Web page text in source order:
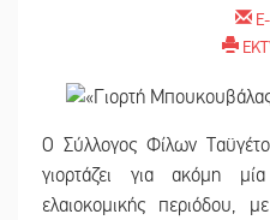
Ο Σύλλογος Φίλων
γιορτάζει για ακόμη
ελαιοκομικής περιόδου,